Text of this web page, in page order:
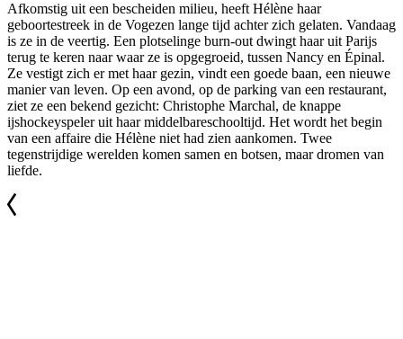
Afkomstig uit een bescheiden milieu, heeft Hélène haar
geboortestreek in de Vogezen lange tijd achter zich gelaten. Vandaag
is ze in de veertig. Een plotselinge burn-out dwingt haar uit Parijs
terug te keren naar waar ze is opgegroeid, tussen Nancy en Épinal.
Ze vestigt zich er met haar gezin, vindt een goede baan, een nieuwe
manier van leven. Op een avond, op de parking van een restaurant,
ziet ze een bekend gezicht: Christophe Marchal, de knappe
ijshockeyspeler uit haar middelbareschooltijd. Het wordt het begin
van een affaire die Hélène niet had zien aankomen. Twee
tegenstrijdige werelden komen samen en botsen, maar dromen van
liefde.